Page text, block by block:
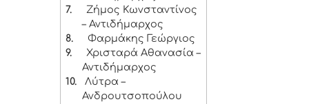
7.
Ζήμος Κωνσταντίνος
– Αντιδήμαρχος
8.
Φαρμάκης Γεώργιος
9.
Χρισταρά Αθανασία –
Αντιδήμαρχος
10.
Λύτρα –
Ανδρουτσοπούλου